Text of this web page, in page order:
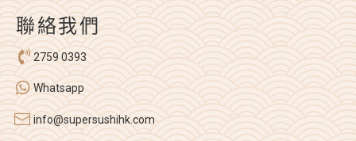
聯絡我們
2759 0393
Whatsapp
info@supersushihk.com